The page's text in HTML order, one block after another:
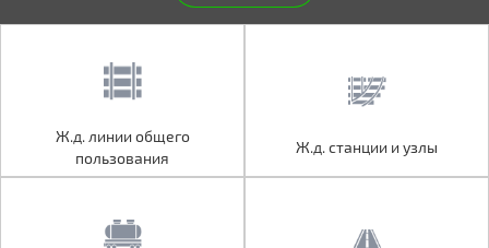
Ж.д. линии общего
пользования
Ж.д. линии общего
пользования
Ж.д. станции и узлы